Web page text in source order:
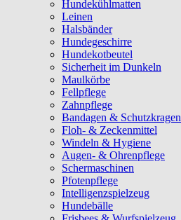
Hundekühlmatten
Leinen
Halsbänder
Hundegeschirre
Hundekotbeutel
Sicherheit im Dunkeln
Maulkörbe
Fellpflege
Zahnpflege
Bandagen & Schutzkragen
Floh- & Zeckenmittel
Windeln & Hygiene
Augen- & Ohrenpflege
Schermaschinen
Pfotenpflege
Intelligenzspielzeug
Hundebälle